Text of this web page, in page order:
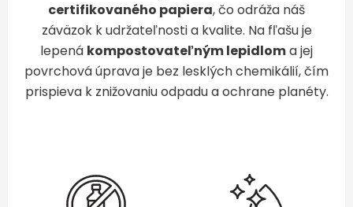
certifikovaného papiera, čo odráža náš
záväzok k udržateľnosti a kvalite. Na fľašu je
lepená kompostovateľným lepidloma jej
povrchová úprava je bez lesklých chemikálií, čím
prispieva k znižovaniu odpadu a ochrane planéty.